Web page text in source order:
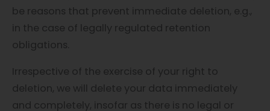
be reasons that prevent immediate deletion, e.g.,
in the case of legally regulated retention
obligations.
Irrespective of the exercise of your right to
deletion, we will delete your data immediately
and completely, insofar as there is no legal or